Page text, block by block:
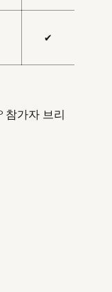
✔
참가자 브리